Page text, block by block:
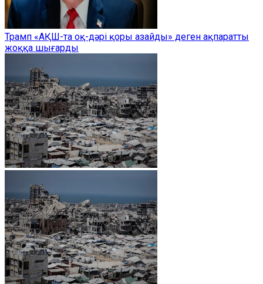
Трамп «АҚШ-та оқ-дәрі қоры азайды» деген ақпаратты
жоққа шығарды